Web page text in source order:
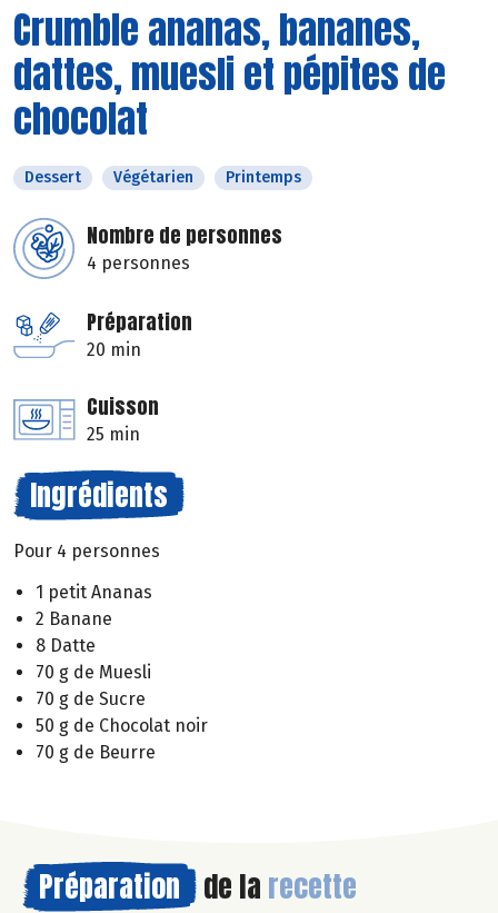
Crumble ananas, bananes,
dattes, muesli et pépites de
chocolat
Dessert Végétarien Printemps
Nombre de personnes
4 personnes
Préparation
20 min
Cuisson
25 min
Ingrédients
Pour 4 personnes
1 petit Ananas
2 Banane
8 Datte
70 g de Muesli
70 g de Sucre
50 g de Chocolat noir
70 g de Beurre
Préparation de la recette